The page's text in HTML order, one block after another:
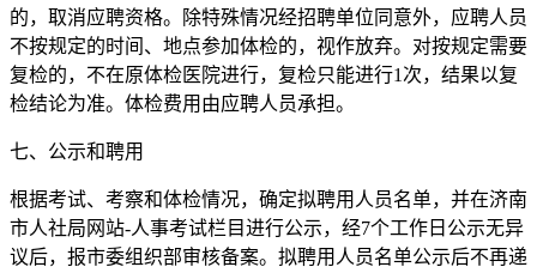
的，取消应聘资格。除特殊情况经招聘单位同意外，应聘人员
不按规定的时间、地点参加体检的，视作放弃。对按规定需要
复检的，不在原体检医院进行，复检只能进行1次，结果以复
检结论为准。体检费用由应聘人员承担。
七、公示和聘用
根据考试、考察和体检情况，确定拟聘用人员名单，并在济南
市人社局网站-人事考试栏目进行公示，经7个工作日公示无异
议后，报市委组织部审核备案。拟聘用人员名单公示后不再递